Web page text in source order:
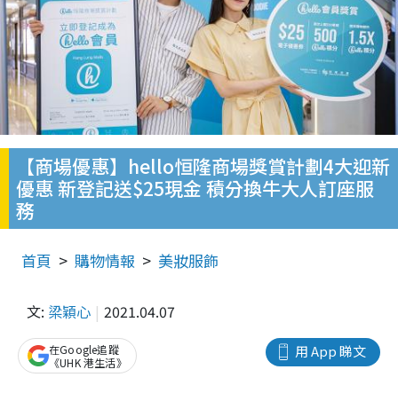
【商場優惠】hello恒隆商場獎賞計劃4大迎新
優惠 新登記送$25現金 積分換牛大人訂座服
務
首頁 購物情報 美妝服飾
文: 梁穎心 2021.04.07
用 App 睇文
在Google追蹤
《UHK 港生活》